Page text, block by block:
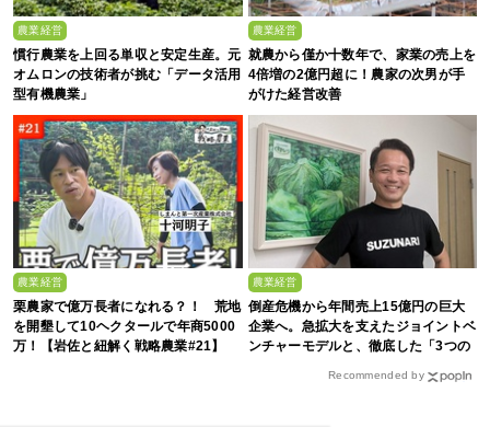
農業経営
慣行農業を上回る単収と安定生産。元
オムロンの技術者が挑む「データ活用
型有機農業」
農業経営
就農から僅か十数年で、家業の売上を
4倍増の2億円超に！農家の次男が手
がけた経営改善
農業経営
栗農家で億万長者になれる？！ 荒地
を開墾して10ヘクタールで年商5000
万！【岩佐と紐解く戦略農業#21】
農業経営
倒産危機から年間売上15億円の巨大
企業へ。急拡大を支えたジョイントベ
ンチャーモデルと、徹底した「3つの
Recommended by